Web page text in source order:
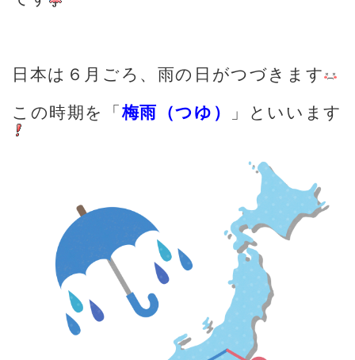
日本は６月ごろ、雨の日がつづきます
この時期を「梅雨（つゆ） 」といいます